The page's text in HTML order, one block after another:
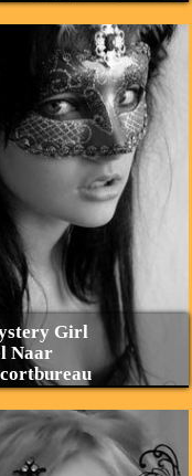
Girl
Naar